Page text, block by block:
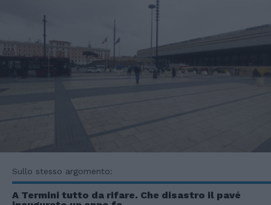
Sullo stesso argomento:
A Termini tutto da rifare. Che disastro il pavé